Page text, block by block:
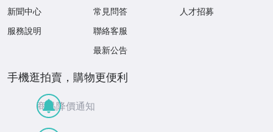
新聞中心
服務說明
常見問答
聯絡客服
最新公告
人才招募
手機逛拍賣，購物更便利
商品降價通知